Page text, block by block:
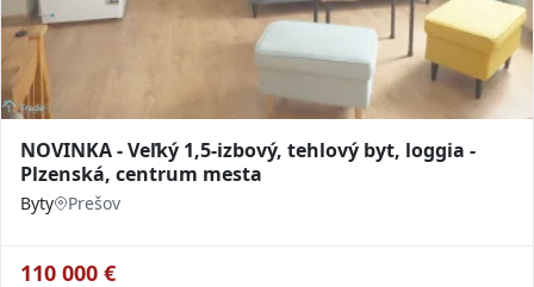
NOVINKA - Veľký 1,5-izbový, tehlový byt, loggia -
Plzenská, centrum mesta
Byty Prešov
110 000 €